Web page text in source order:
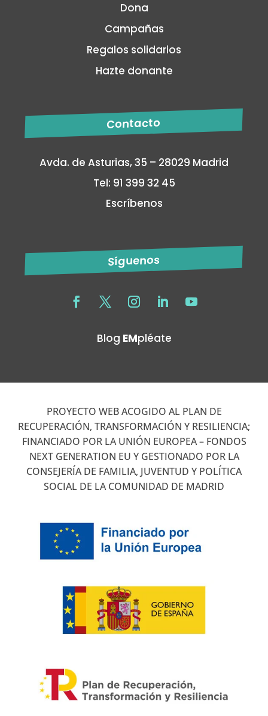
Dona
Campañas
Regalos solidarios
Hazte donante
Contacto
Avda. de Asturias, 35 – 28029 Madrid
Tel: 91 399 32 45
Escríbenos
Síguenos
Blog EMpléate
PROYECTO WEB ACOGIDO AL PLAN DE
RECUPERACIÓN, TRANSFORMACIÓN Y RESILIENCIA;
FINANCIADO POR LA UNIÓN EUROPEA – FONDOS
NEXT GENERATION EU Y GESTIONADO POR LA
CONSEJERÍA DE FAMILIA, JUVENTUD Y POLÍTICA
SOCIAL DE LA COMUNIDAD DE MADRID